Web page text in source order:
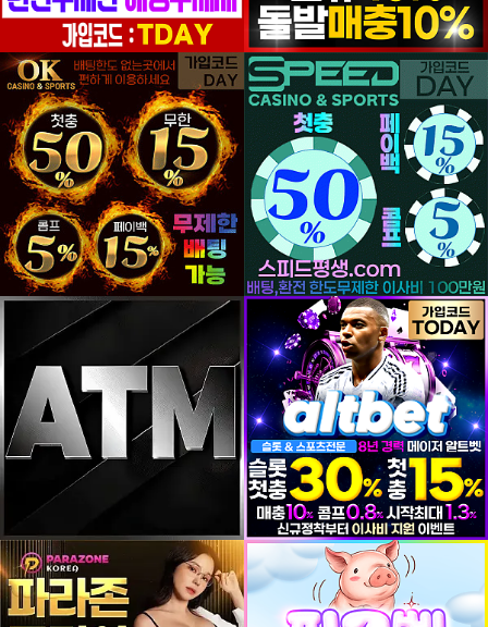
등록일 등록일
등록일 등록일